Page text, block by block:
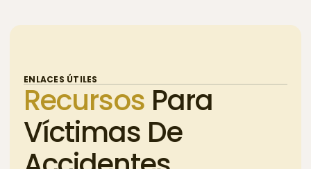
ENLACES ÚTILES
Recursos Para
Víctimas De